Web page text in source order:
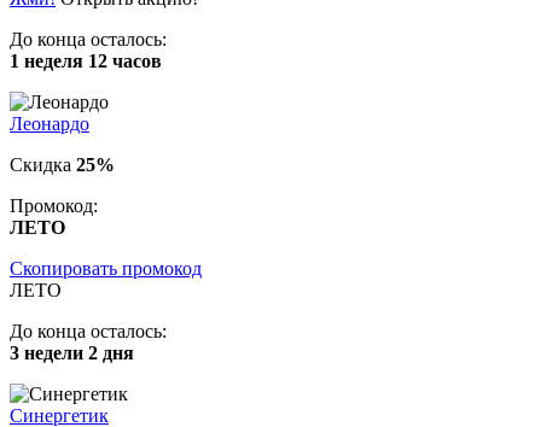
До конца осталось:
1 неделя 12 часов
Леонардо
Скидка 25%
Промокод:
ЛЕТО
Скопировать промокод
ЛЕТО
До конца осталось:
3 недели 2 дня
Синергетик